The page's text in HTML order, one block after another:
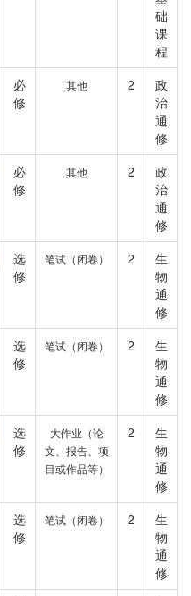
础
课
程
必
修
其他 2
政
治
通
修
必
修
其他 2
政
治
通
修
选
修
笔试（闭卷） 2
生
物
通
修
选
修
笔试（闭卷） 2
生
物
通
修
选
修
大作业（论
文、报告、项
目或作品等）
2
生
物
通
修
选
修
笔试（闭卷） 2
生
物
通
修